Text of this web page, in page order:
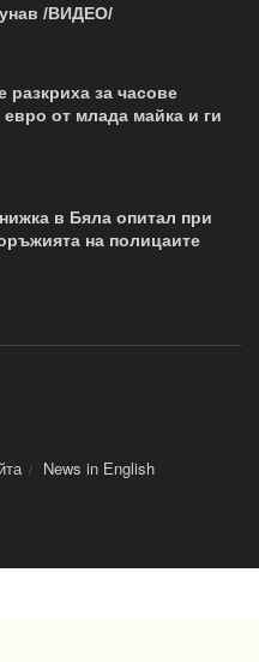
/ВИДЕО/
разкриха за часове
евро от млада майка и ги
в Бяла опитал при
на полицаите
News in Еnglish